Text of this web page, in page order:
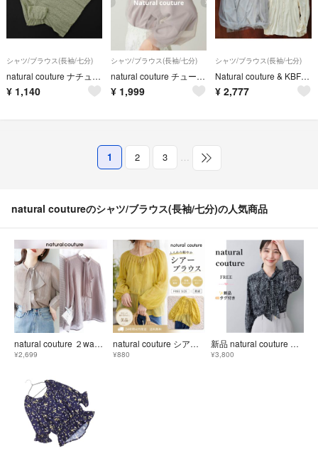
シャツ/ブラウス(長袖/七分)
natural couture ナチュラルクチュール ドット シアー ブラウス シャツ sizeF/ミント ■◇ レディース
¥ 1,140
シャツ/ブラウス(長袖/七分)
natural couture チュールブラウス 長袖
¥ 1,999
シャツ/ブラウス(長袖/七分)
Natural couture & KBF 長袖ブラウスお得 2点セット
¥ 2,777
1 2 3 …
natural coutureのシャツ/ブラウス(長袖/七分)の人気商品
natural couture ２wayドレープスカーフタイ パール釦ブラウス
¥2,699
natural couture シアーブラウス リボン 長袖 黄緑
¥880
新品 natural couture ラッフル×ボウタイブラウス 総柄 長袖 オケージョン
¥3,800